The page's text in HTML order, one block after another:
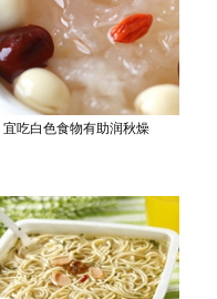
宜吃白色食物有助润秋燥